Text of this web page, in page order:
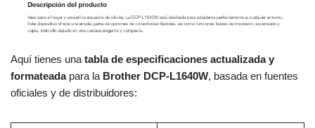
Aquí tienes una tabla de especificaciones actualizada y
formateadapara la Brother DCP-L1640W, basada en fuentes
oficiales y de distribuidores: